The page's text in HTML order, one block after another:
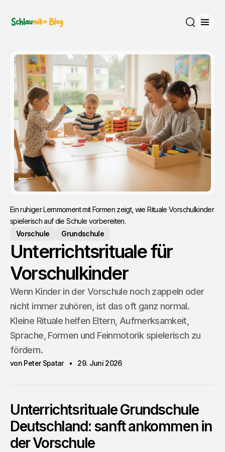
Ein ruhiger Lernmoment mit Formen zeigt, wie Rituale Vorschulkinder
spielerisch auf die Schule vorbereiten.
Vorschule
Grundschule
Unterrichtsrituale für
Vorschulkinder
Wenn Kinder in der Vorschule noch zappeln oder
nicht immer zuhören, ist das oft ganz normal.
Kleine Rituale helfen Eltern, Aufmerksamkeit,
Sprache, Formen und Feinmotorik spielerisch zu
fördern.
von Peter Spatar 29. Juni 2026
Unterrichtsrituale Grundschule
Deutschland: sanft ankommen in
der Vorschule